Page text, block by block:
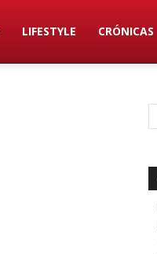
LIFESTYLE CRÓNICAS